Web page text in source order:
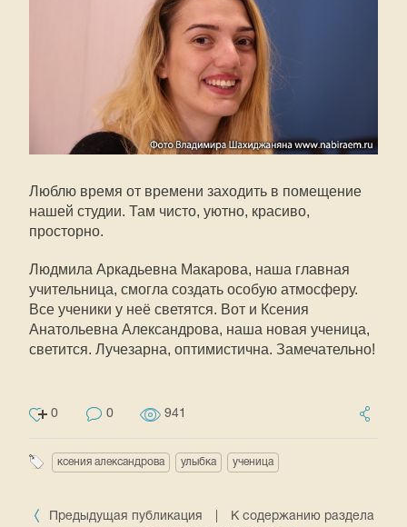
Люблю время от времени заходить в помещение
нашей студии. Там чисто, уютно, красиво,
просторно.
Людмила Аркадьевна Макарова, наша главная
учительница, смогла создать особую атмосферу.
Все ученики у неё светятся. Вот и Ксения
Анатольевна Александрова, наша новая ученица,
светится. Лучезарна, оптимистична. Замечательно!
0 0 941
ксения александрова улыбка ученица
Предыдущая публикация
К содержанию раздела